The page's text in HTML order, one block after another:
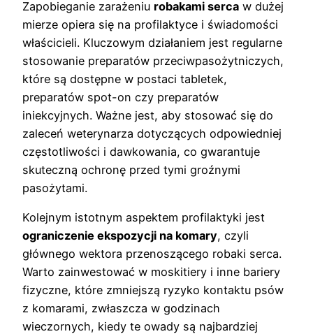
Zapobieganie zarażeniu robakami serca w dużej
mierze opiera się na profilaktyce i świadomości
właścicieli. Kluczowym działaniem jest regularne
stosowanie preparatów przeciwpasożytniczych,
które są dostępne w postaci tabletek,
preparatów spot-on czy preparatów
iniekcyjnych. Ważne jest, aby stosować się do
zaleceń weterynarza dotyczących odpowiedniej
częstotliwości i dawkowania, co gwarantuje
skuteczną ochronę przed tymi groźnymi
pasożytami.
Kolejnym istotnym aspektem profilaktyki jest
ograniczenie ekspozycji na komary, czyli
głównego wektora przenoszącego robaki serca.
Warto zainwestować w moskitiery i inne bariery
fizyczne, które zmniejszą ryzyko kontaktu psów
z komarami, zwłaszcza w godzinach
wieczornych, kiedy te owady są najbardziej